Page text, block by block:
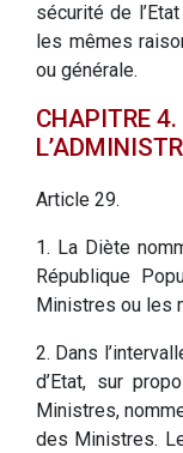
sécurité de
les mêmes
ou générale.
CHAPITRE 4.
Article 29.
1. La Diète
République
Ministres ou les
2. Dans
d’Etat, sur
Ministres,
des Ministres.